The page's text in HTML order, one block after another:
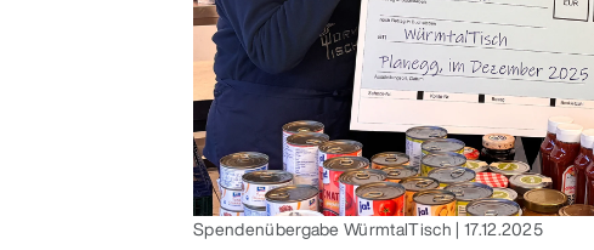
Spendenübergabe WürmtalTisch | 17.12.2025